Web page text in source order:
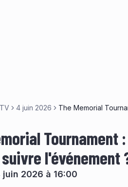
4 juin 2026 The Memorial
Tournament
l'événement
juin 2026 à 16:00